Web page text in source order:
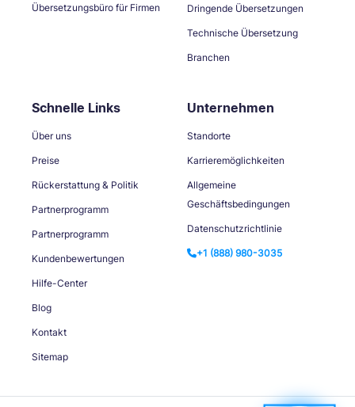
Übersetzungsbüro für Firmen Dringende Übersetzungen
Technische Übersetzung
Branchen
Schnelle Links
Über uns
Preise
Rückerstattung & Politik
Partnerprogramm
Partnerprogramm
Kundenbewertungen
Hilfe-Center
Blog
Kontakt
Sitemap
Unternehmen
Standorte
Karrieremöglichkeiten
Allgemeine
Geschäftsbedingungen
Datenschutzrichtlinie
+1 (888) 980-3035